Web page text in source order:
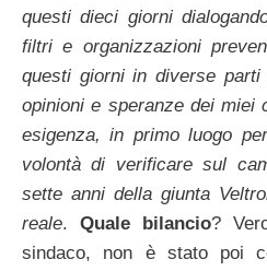
questi dieci giorni
filtri e organizzazioni
questi giorni in diverse
opinioni e speranze dei miei
esigenza, in primo luogo
volontà di verificare sul
sette anni della giunta
reale. Quale bilancio?
sindaco, non è stato poi